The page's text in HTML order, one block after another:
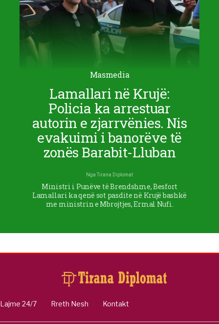
Masmedia
Lamallari në Krujë:
Policia ka arrestuar
autorin e zjarrvënies. Nis
evakuimi i banorëve të
zonës Barabit-Lluban
Nga Tirana Diplomat
Ministri i Punëve të Brendshme, Besfort
Lamallari ka qenë sot pasdite në Krujë bashkë
me ministrin e Mbrojtjes, Ermal Nufi.
Lajme 24/7 Rreth Nesh Kontakt